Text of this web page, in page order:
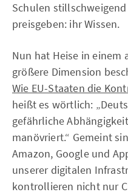
Schulen
preisgeben: ihr Wissen.
Nun hat Heise in einem
größere Dimension
Wie EU-Staaten die
heißt es wörtlich:
gefährliche
manövriert.“ Gemeint
Amazon, Google und
unserer digitalen
kontrollieren nicht nur